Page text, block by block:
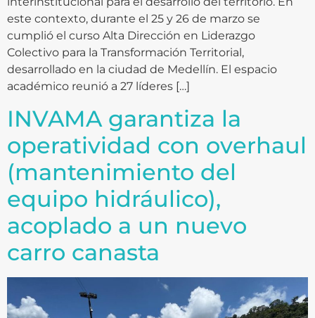
este contexto, durante el 25 y 26 de marzo se
cumplió el curso Alta Dirección en Liderazgo
Colectivo para la Transformación Territorial,
desarrollado en la ciudad de Medellín. El espacio
académico reunió a 27 líderes […]
INVAMA garantiza la
operatividad con overhaul
(mantenimiento del
equipo hidráulico),
acoplado a un nuevo
carro canasta